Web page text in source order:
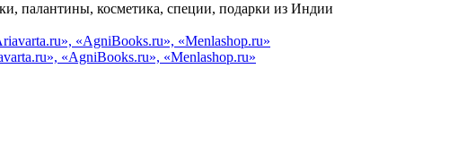
палантины, косметика, специи, подарки из Индии
«AgniBooks.ru», «Menlashop.ru»